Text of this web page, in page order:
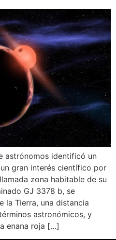
astrónomos identificó un
gran interés científico por
zona habitable de su
GJ 3378 b, se
la Tierra, una distancia
astronómicos, y
enana roja […]